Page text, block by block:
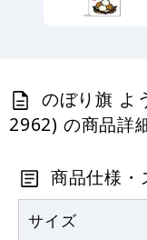
のぼり旗 よ
2962) の商品詳
商品仕様・
サイズ